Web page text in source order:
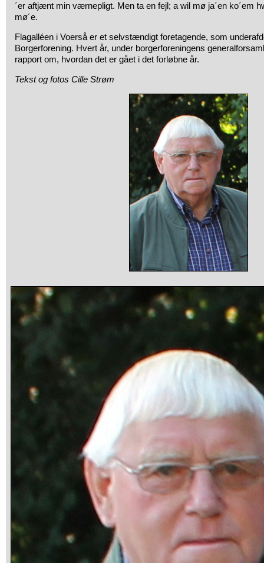
´er aftjænt min værnepligt. Men ta en fejl; a wil mø ja´en ko´em
mø´e.
Flagalléen i Voerså er et selvstændigt foretagende, som
Borgerforening. Hvert år, under borgerforeningens
rapport om, hvordan det er gået i det forløbne år.
Tekst og fotos Cille Strøm